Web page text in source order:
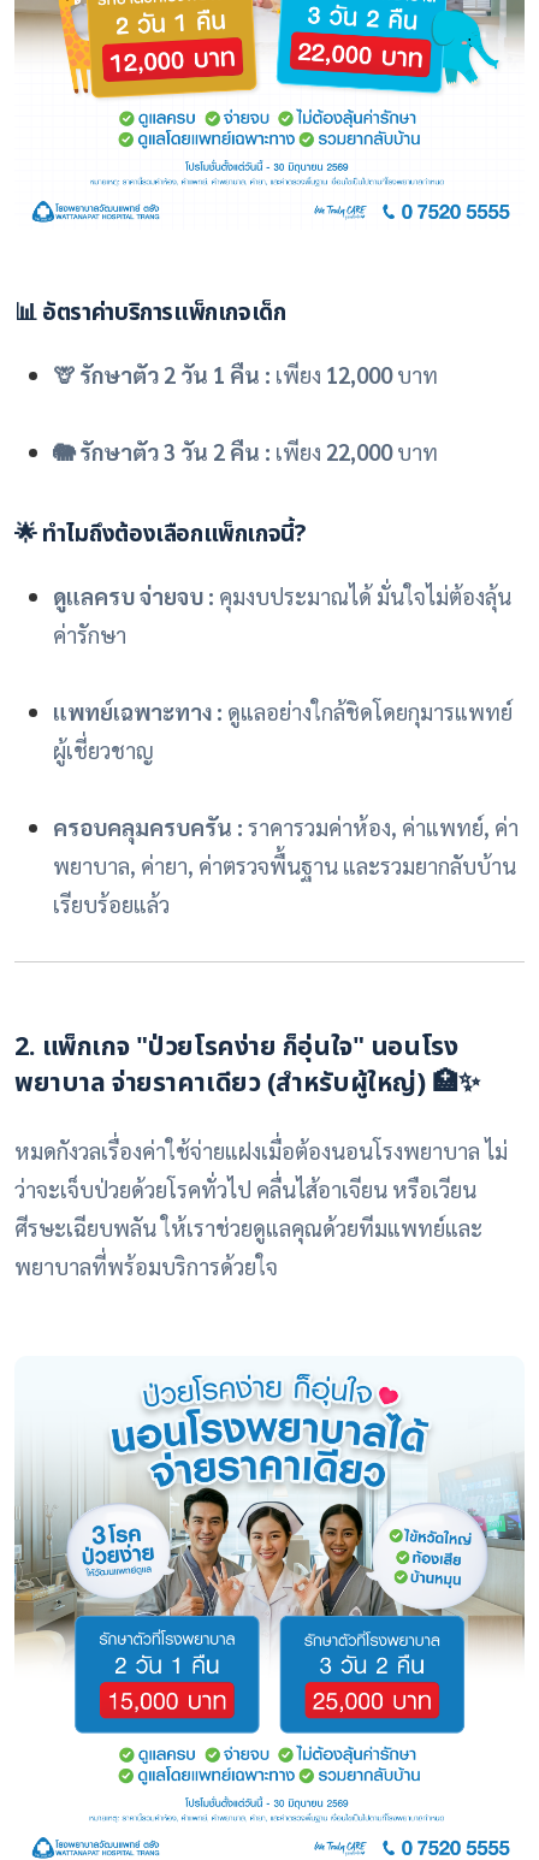
📊 อัตราค่าบริการแพ็กเกจเด็ก
🦒 รักษาตัว 2 วัน 1 คืน : เพียง 12,000บาท
🐘 รักษาตัว 3 วัน 2 คืน : เพียง 22,000บาท
🌟 ทำไมถึงต้องเลือกแพ็กเกจนี้?
ดูแลครบ จ่ายจบ : คุมงบประมาณได้ มั่นใจไม่ต้องลุ้น
ค่ารักษา
แพทย์เฉพาะทาง : ดูแลอย่างใกล้ชิดโดยกุมารแพทย์
ผู้เชี่ยวชาญ
ครอบคลุมครบครัน : ราคารวมค่าห้อง, ค่าแพทย์, ค่า
พยาบาล, ค่ายา, ค่าตรวจพื้นฐาน และรวมยากลับบ้าน
เรียบร้อยแล้ว
2. แพ็กเกจ "ป่วยโรคง่าย ก็อุ่นใจ" นอนโรง
พยาบาล จ่ายราคาเดียว (สำหรับผู้ใหญ่) 🏥✨
หมดกังวลเรื่องค่าใช้จ่ายแฝงเมื่อต้องนอนโรงพยาบาล ไม่
ว่าจะเจ็บป่วยด้วยโรคทั่วไป คลื่นไส้อาเจียน หรือเวียน
ศีรษะเฉียบพลัน ให้เราช่วยดูแลคุณด้วยทีมแพทย์และ
พยาบาลที่พร้อมบริการด้วยใจ